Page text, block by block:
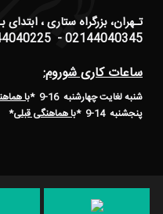
تـهران، بزرگراه ستاری ،
02144040345 - 02144040225
ساعات کاری شوروم:
شنبه لغایت چهارشنبه 16-9 * با
پنجشنبه 14-9
*با هماهنگی قبلی*